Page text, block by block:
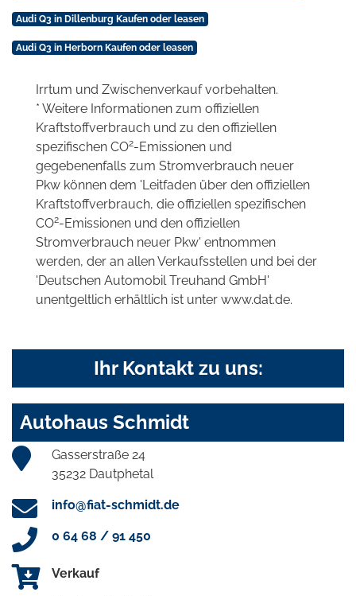
Audi Q3 in Dillenburg Kaufen oder leasen
Audi Q3 in Herborn Kaufen oder leasen
Irrtum und Zwischenverkauf vorbehalten.
* Weitere Informationen zum offiziellen
Kraftstoffverbrauch und zu den offiziellen
spezifischen CO2-Emissionen und
gegebenenfalls zum Stromverbrauch neuer
Pkw können dem 'Leitfaden über den offiziellen
Kraftstoffverbrauch, die offiziellen spezifischen
CO2-Emissionen und den offiziellen
Stromverbrauch neuer Pkw' entnommen
werden, der an allen Verkaufsstellen und bei der
'Deutschen Automobil Treuhand GmbH'
unentgeltlich erhältlich ist unter www.dat.de.
Ihr Kontakt zu uns:
Autohaus Schmidt
Gasserstraße 24
35232 Dautphetal
info@fiat-schmidt.de
0 64 68 / 91 450
Verkauf